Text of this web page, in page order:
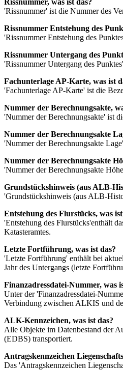
Rissnummer, was ist das?
'Rissnummer' ist die Nummer des
Rissnummer Entstehung des
'Rissnummer Entstehung des
Rissnummer Untergang des
'Rissnummer Untergang des
Fachunterlage AP-Karte, was ist
'Fachunterlage AP-Karte' ist die
Nummer der Berechnungsakte,
'Nummer der Berechnungsakte' ist
Nummer der Berechnungsakte
'Nummer der Berechnungsakte
Nummer der Berechnungsakte
'Nummer der Berechnungsakte
Grundstückshinweis (aus ALB-
'Grundstückshinweis (aus ALB-
Entstehung des Flurstücks, was ist
'Entstehung des Flurstücks'enthält
Katasteramtes.
Letzte Fortführung, was ist das?
'Letzte Fortführung' enthält bei
Jahr des Untergangs (letzte
Finanzadressdatei-Nummer, was
Unter der 'Finanzadressdatei-
Verbindung zwischen ALKIS und
ALK-Kennzeichen, was ist das?
Alle Objekte im Datenbestand der
(EDBS) transportiert.
Antragskennzeichen
Das 'Antragskennzeichen